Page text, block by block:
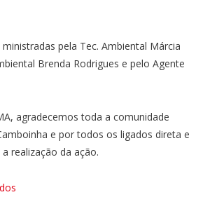
pela Tec. Ambiental Márcia
Brenda Rodrigues e pelo Agente
agradecemos toda a comunidade
e por todos os ligados direta e
realização da ação.